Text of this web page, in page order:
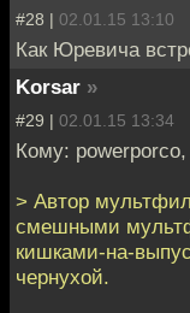
#28 | 02.01.15 13:10
Как Юревича
Korsar »
#29 | 02.01.15 13:34
Кому: powerporco,
> Автор
смешными
кишками-на-
чернухой.